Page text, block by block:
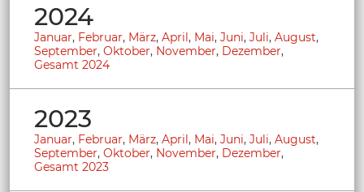
2024
Januar, Februar, März, April, Mai, Juni, Juli, August,
September, Oktober, November, Dezember,
Gesamt 2024
2023
Januar, Februar, März, April, Mai, Juni, Juli, August,
September, Oktober, November, Dezember,
Gesamt 2023